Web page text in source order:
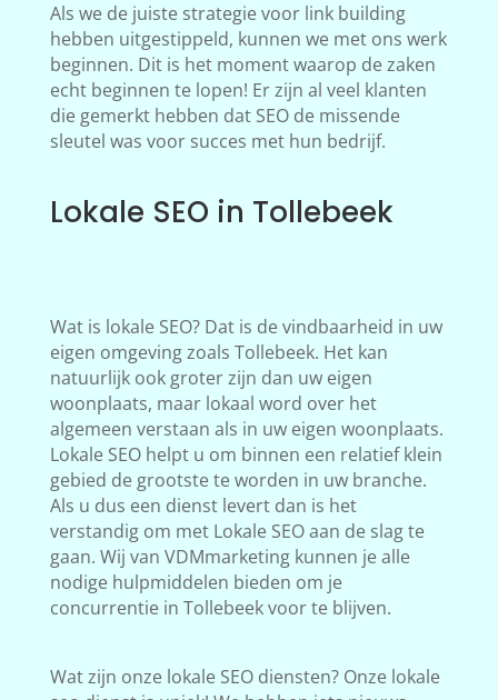
Als we de juiste strategie voor link building
hebben uitgestippeld, kunnen we met ons werk
beginnen. Dit is het moment waarop de zaken
echt beginnen te lopen! Er zijn al veel klanten
die gemerkt hebben dat SEO de missende
sleutel was voor succes met hun bedrijf.
Lokale SEO in Tollebeek
Wat is lokale SEO? Dat is de vindbaarheid in uw
eigen omgeving zoals Tollebeek. Het kan
natuurlijk ook groter zijn dan uw eigen
woonplaats, maar lokaal word over het
algemeen verstaan als in uw eigen woonplaats.
Lokale SEO helpt u om binnen een relatief klein
gebied de grootste te worden in uw branche.
Als u dus een dienst levert dan is het
verstandig om met Lokale SEO aan de slag te
gaan. Wij van VDMmarketing kunnen je alle
nodige hulpmiddelen bieden om je
concurrentie in Tollebeek voor te blijven.
Wat zijn onze lokale SEO diensten? Onze lokale